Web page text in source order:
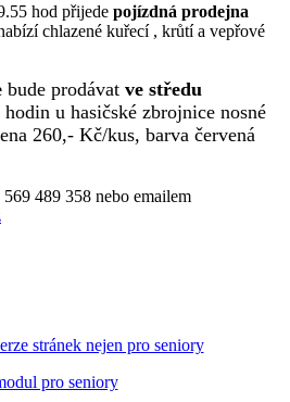
hod přijede pojízdná prodejna
chlazené kuřecí , krůtí a vepřové
bude prodávat ve středu
u hasičské zbrojnice nosné
260,- Kč/kus, barva červená
489 358 nebo emailem
stránek nejen pro seniory